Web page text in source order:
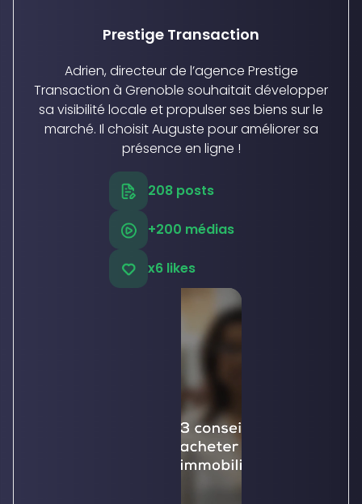
Prestige Transaction
Adrien, directeur de l’agence Prestige
Transaction à Grenoble souhaitait développer
sa visibilité locale et propulser ses biens sur le
marché. Il choisit Auguste pour améliorer sa
présence en ligne !
208 posts
+200 médias
x6 likes